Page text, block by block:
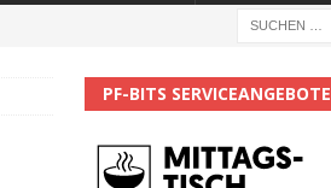
PF-BITS SERVICEANGEBOTE